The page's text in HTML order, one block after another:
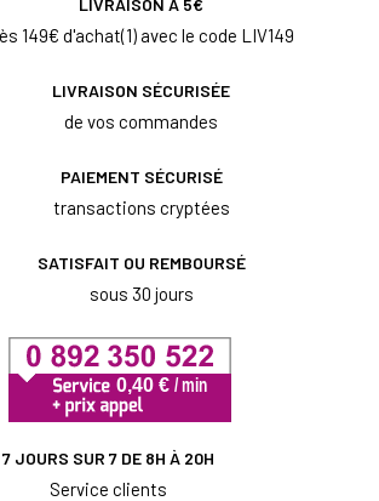
LIVRAISON À 5€
149€ d'achat(1) avec le code LIV149
LIVRAISON SÉCURISÉE
de vos commandes
PAIEMENT SÉCURISÉ
transactions cryptées
SATISFAIT OU REMBOURSÉ
sous 30 jours
7 JOURS SUR 7 DE 8H À 20H
Service clients